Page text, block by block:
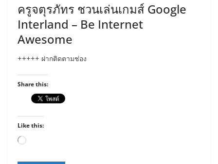
ครูจตุรภัทร ชวนเล่นเกมส์ Google
Interland – Be Internet
Awesome
+++++ ฝากติดตามช่อง
Share this:
Like this:
Loading…